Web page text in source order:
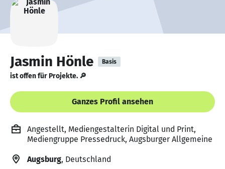
Jasmin Hönle Basis
ist offen für Projekte. 🔎
Ganzes Profil ansehen
Angestellt, Mediengestalterin Digital und Print,
Mediengruppe Pressedruck, Augsburger Allgemeine
Augsburg, Deutschland